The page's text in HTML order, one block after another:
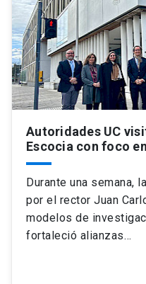
Autoridades UC
Escocia con foco
Durante una semana,
por el rector Juan
modelos de
fortaleció alianzas…